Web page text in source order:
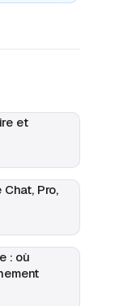
et
Pro,
: où